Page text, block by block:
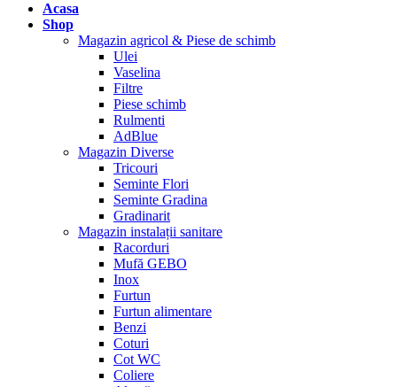
Acasa
Shop
Magazin agricol & Piese de schimb
Ulei
Vaselina
Filtre
Piese schimb
Rulmenti
AdBlue
Magazin Diverse
Tricouri
Seminte Flori
Seminte Gradina
Gradinarit
Magazin instalații sanitare
Racorduri
Mufă GEBO
Inox
Furtun
Furtun alimentare
Benzi
Coturi
Cot WC
Coliere